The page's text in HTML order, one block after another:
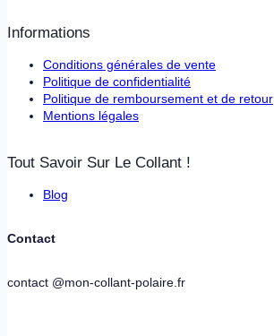
Informations
Conditions générales de vente
Politique de confidentialité
Politique de remboursement et de retour
Mentions légales
Tout Savoir Sur Le Collant !
Blog
Contact
contact @mon-collant-polaire.fr